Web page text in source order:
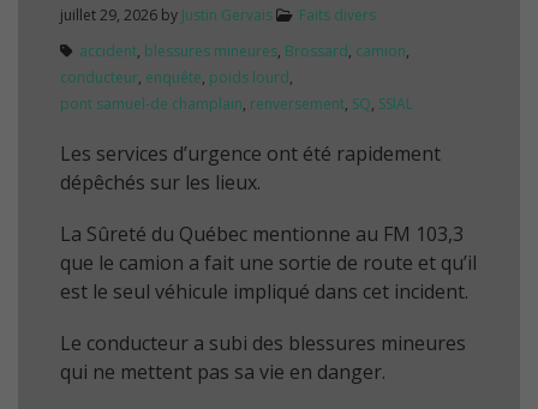
juillet 29, 2026 by Justin Gervais
Faits divers
accident, blessures mineures, Brossard, camion,
conducteur, enquête, poids lourd,
pont samuel-de champlain, renversement, SQ, SSIAL
Les services d’urgence ont été rapidement
dépêchés sur les lieux.
La Sûreté du Québec mentionne au FM 103,3
que le camion a fait une sortie de route et qu’il
est le seul véhicule impliqué dans cet incident.
Le conducteur a subi des blessures mineures
qui ne mettent pas sa vie en danger.